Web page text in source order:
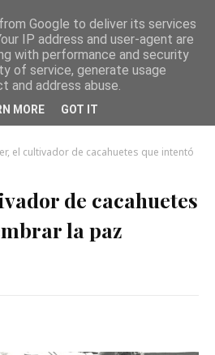
el cultivador de cacahuetes que intentó
de cacahuetes
la paz
Google to deliver its services
IP address and user-agent are
with performance and security
of service, generate usage
address abuse.
MORE GOT IT